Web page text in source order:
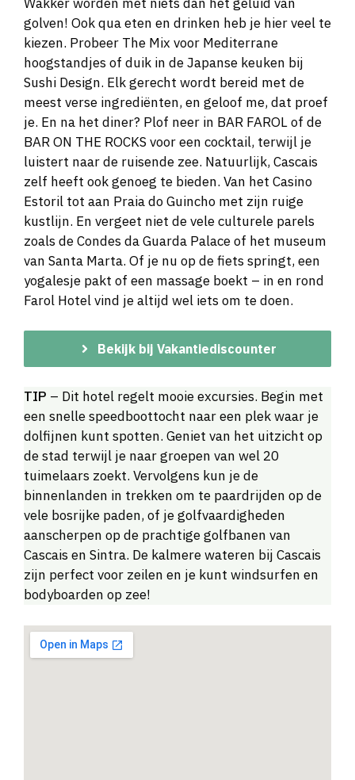
golven! Ook qua eten en drinken heb je hier veel te
kiezen. Probeer The Mix voor Mediterrane
hoogstandjes of duik in de Japanse keuken bij
Sushi Design. Elk gerecht wordt bereid met de
meest verse ingrediënten, en geloof me, dat proef
je. En na het diner? Plof neer in BAR FAROL of de
BAR ON THE ROCKS voor een cocktail, terwijl je
luistert naar de ruisende zee. Natuurlijk, Cascais
zelf heeft ook genoeg te bieden. Van het Casino
Estoril tot aan Praia do Guincho met zijn ruige
kustlijn. En vergeet niet de vele culturele parels
zoals de Condes da Guarda Palace of het museum
van Santa Marta. Of je nu op de fiets springt, een
yogalesje pakt of een massage boekt – in en rond
Farol Hotel vind je altijd wel iets om te doen.
Bekijk bij Vakantiediscounter
TIP – Dit hotel regelt mooie excursies. Begin met
een snelle speedboottocht naar een plek waar je
dolfijnen kunt spotten. Geniet van het uitzicht op
de stad terwijl je naar groepen van wel 20
tuimelaars zoekt. Vervolgens kun je de
binnenlanden in trekken om te paardrijden op de
vele bosrijke paden, of je golfvaardigheden
aanscherpen op de prachtige golfbanen van
Cascais en Sintra. De kalmere wateren bij Cascais
zijn perfect voor zeilen en je kunt windsurfen en
bodyboarden op zee!